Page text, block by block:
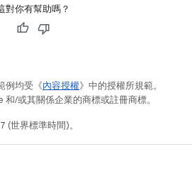
對你有幫助嗎？
例均受《內容授權》中的授權所規範。
/或其關係企業的商標或註冊商標。
世界標準時間)。